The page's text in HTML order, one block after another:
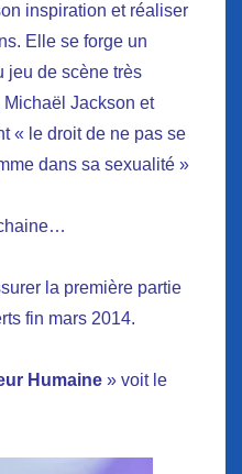
inspiration et réaliser
Elle se forge un
jeu de scène très
Jackson et
« le droit de ne pas se
dans sa sexualité »
la première partie
fin mars 2014.
Humaine » voit le